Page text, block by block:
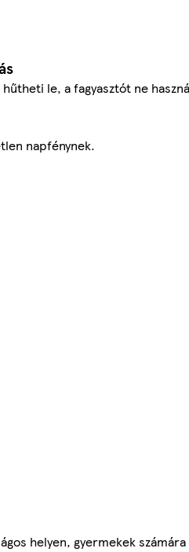
le, a fagyasztót ne
napfénynek.
helyen, gyermekek számára